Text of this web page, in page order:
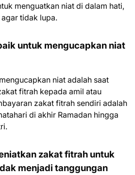
menguatkan niat di dalam hati,
tidak lupa.
untuk mengucapkan niat
niat adalah saat
fitrah kepada amil atau
zakat fitrah sendiri adalah
di akhir Ramadan hingga
zakat fitrah untuk
menjadi tanggungan